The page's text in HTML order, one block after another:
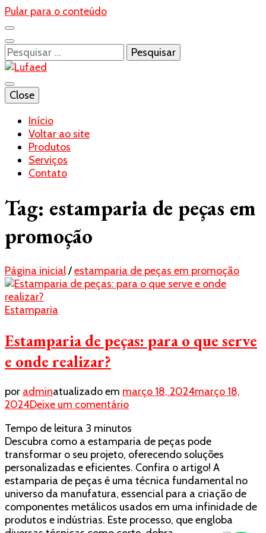
Pular para o conteúdo
Pesquisar
por:
Lufaed
Blog- Lufaed
Close
Início
Voltar ao site
Produtos
Serviços
Contato
Tag: estamparia de peças em
promoção
Página inicial/estamparia de peças em promoção
Estamparia
Estamparia de peças: para o que serve
e onde realizar?
por adminatualizado em março 18, 2024março 18,
2024Deixe um comentárioem
de
peças:
para
o
que
serve
e
onde
Tempo de leitura 3 minutos
Descubra como a estamparia de peças pode
transformar o seu projeto, oferecendo soluções
personalizadas e eficientes. Confira o artigo! A
estamparia de peças é uma técnica fundamental no
universo da manufatura, essencial para a criação de
componentes metálicos usados em uma infinidade de
produtos e indústrias. Este processo, que engloba